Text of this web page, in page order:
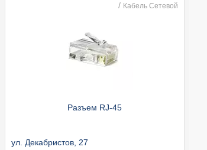
/ Кабель Сетевой
Разъем RJ-45
ул. Декабристов, 27